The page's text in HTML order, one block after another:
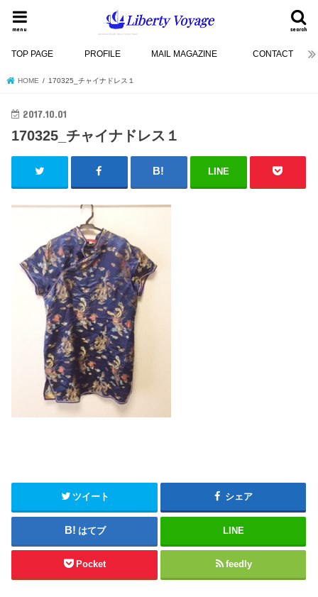
search
menu
TOP PAGE PROFILE MAIL MAGAZINE CONTACT
HOME 170325_チャイナドレス１
2017.10.01
170325_チャイナドレス１
LINE
ツイート シェア
はてブ LINE
Pocket feedly